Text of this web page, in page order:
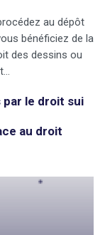
au dépôt
bénéficiez de la
des dessins ou
le droit sui
au droit